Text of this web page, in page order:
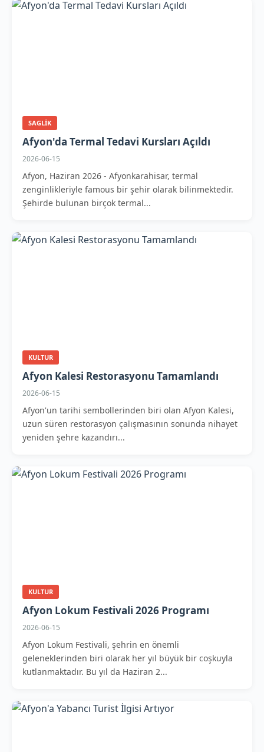
SAGLIK
Afyon'da Termal Tedavi Kursları Açıldı
2026-06-15
Afyon, Haziran 2026 - Afyonkarahisar, termal
zenginlikleriyle famous bir şehir olarak bilinmektedir.
Şehirde bulunan birçok termal...
KULTUR
Afyon Kalesi Restorasyonu Tamamlandı
2026-06-15
Afyon'un tarihi sembollerinden biri olan Afyon Kalesi,
uzun süren restorasyon çalışmasının sonunda nihayet
yeniden şehre kazandırı...
KULTUR
Afyon Lokum Festivali 2026 Programı
2026-06-15
Afyon Lokum Festivali, şehrin en önemli
geleneklerinden biri olarak her yıl büyük bir coşkuyla
kutlanmaktadır. Bu yıl da Haziran 2...